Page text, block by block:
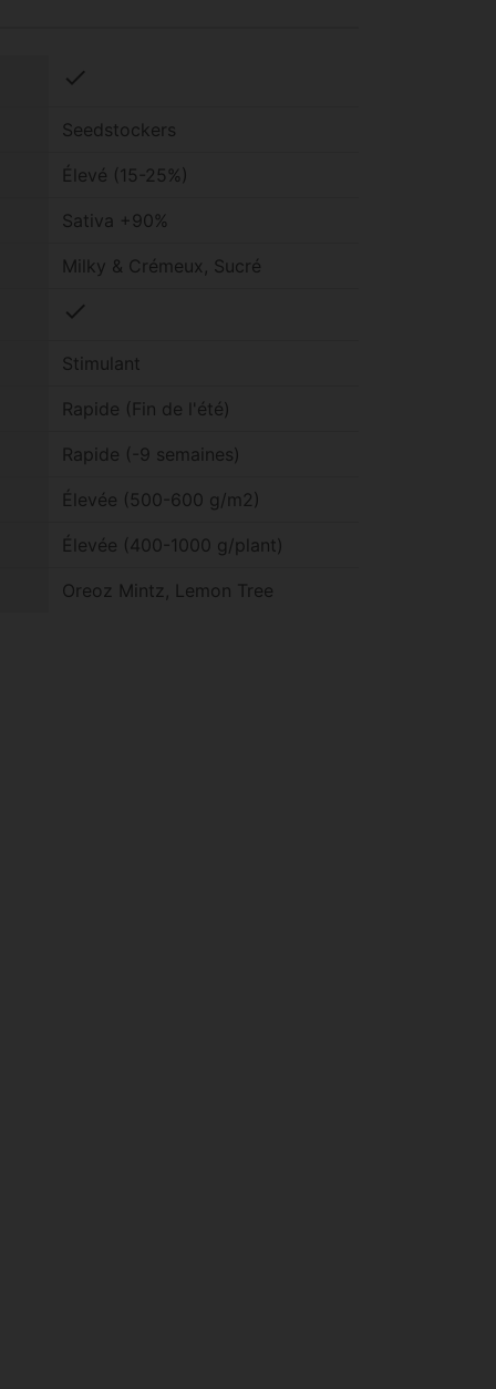
check
Seedstockers
Élevé (15-25%)
Sativa +90%
Milky & Crémeux, Sucré
check
Stimulant
Rapide (Fin de l'été)
Rapide (-9 semaines)
Élevée (500-600 g/m2)
Élevée (400-1000 g/plant)
Oreoz Mintz, Lemon Tree